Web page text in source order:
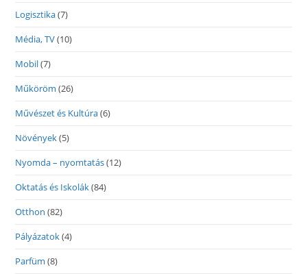
Logisztika(7)
Média, TV(10)
Mobil(7)
Műköröm (26)
Művészet és Kultúra(6)
Növények(5)
Nyomda – nyomtatás(12)
Oktatás és Iskolák(84)
Otthon (82)
Pályázatok(4)
Parfüm (8)